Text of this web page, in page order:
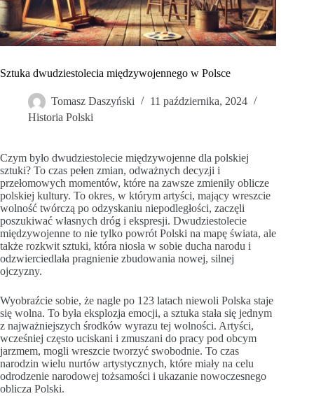
Sztuka dwudziestolecia międzywojennego w Polsce
Tomasz Daszyński
11 października, 2024
Historia Polski
Czym było dwudziestolecie międzywojenne dla polskiej
sztuki? To czas pełen zmian, odważnych decyzji i
przełomowych momentów, które na zawsze zmieniły oblicze
polskiej kultury. To okres, w którym artyści, mający wreszcie
wolność twórczą po odzyskaniu niepodległości, zaczęli
poszukiwać własnych dróg i ekspresji. Dwudziestolecie
międzywojenne to nie tylko powrót Polski na mapę świata, ale
także rozkwit sztuki, która niosła w sobie ducha narodu i
odzwierciedlała pragnienie zbudowania nowej, silnej
ojczyzny.
Wyobraźcie sobie, że nagle po 123 latach niewoli Polska staje
się wolna. To była eksplozja emocji, a sztuka stała się jednym
z najważniejszych środków wyrazu tej wolności. Artyści,
wcześniej często uciskani i zmuszani do pracy pod obcym
jarzmem, mogli wreszcie tworzyć swobodnie. To czas
narodzin wielu nurtów artystycznych, które miały na celu
odrodzenie narodowej tożsamości i ukazanie nowoczesnego
oblicza Polski.